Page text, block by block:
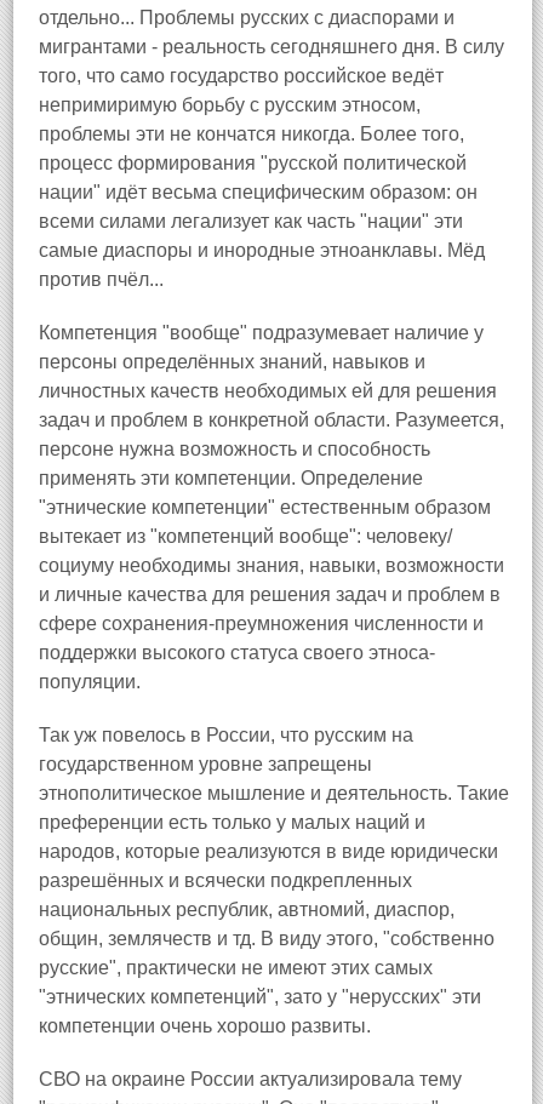
отдельно... Проблемы русских с диаспорами и
мигрантами - реальность сегодняшнего дня. В силу
того, что само государство российское ведёт
непримиримую борьбу с русским этносом,
проблемы эти не кончатся никогда. Более того,
процесс формирования "русской политической
нации" идёт весьма специфическим образом: он
всеми силами легализует как часть "нации" эти
самые диаспоры и инородные этноанклавы. Мёд
против пчёл...
Компетенция "вообще" подразумевает наличие у
персоны определённых знаний, навыков и
личностных качеств необходимых ей для решения
задач и проблем в конкретной области. Разумеется,
персоне нужна возможность и способность
применять эти компетенции. Определение
"этнические компетенции" естественным образом
вытекает из "компетенций вообще": человеку/
социуму необходимы знания, навыки, возможности
и личные качества для решения задач и проблем в
сфере сохранения-преумножения численности и
поддержки высокого статуса своего этноса-
популяции.
Так уж повелось в России, что русским на
государственном уровне запрещены
этнополитическое мышление и деятельность. Такие
преференции есть только у малых наций и
народов, которые реализуются в виде юридически
разрешённых и всячески подкрепленных
национальных республик, автномий, диаспор,
общин, землячеств и тд. В виду этого, "собственно
русские", практически не имеют этих самых
"этнических компетенций", зато у "нерусских" эти
компетенции очень хорошо развиты.
СВО на окраине России актуализировала тему